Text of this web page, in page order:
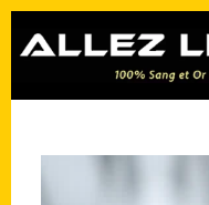
contenu